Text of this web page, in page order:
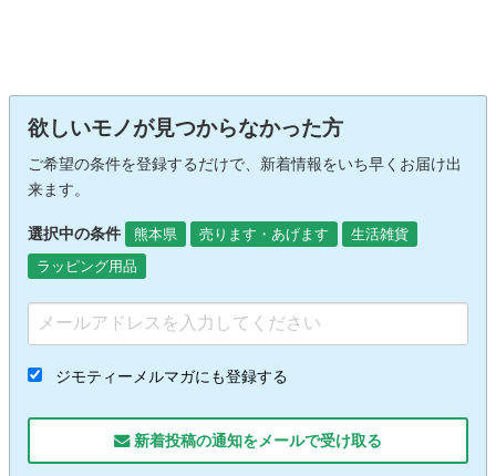
欲しいモノが見つからなかった方
ご希望の条件を登録するだけで、新着情報をいち早くお届け出
来ます。
選択中の条件 熊本県 売ります・あげます
生活雑貨
ラッピング用品
ジモティーメルマガにも登録する
新着投稿の通知をメールで受け取る